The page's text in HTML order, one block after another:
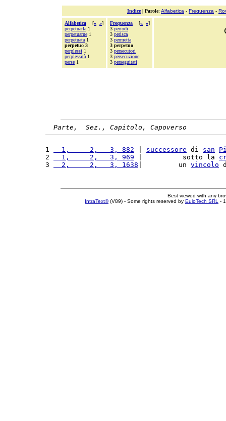
Indice| Parole: Alfabetica - Frequenza -
Alfabetica [« »]
perpetuarla 1
perpetuarne 1
perpetuata 1
perpetuo 3
perplessi 1
perplessità 1
perse 1
Frequenza [« »]
3 periodi
3 perisca
3 permetta
3 perpetuo
3 persecutori
3 persecuzione
3 perseguitati
Parte,  Sez., Capitolo, Capoverso
1
  1,     2,   3, 882
successore di san
2
  1,     2,   3, 969
|          sotto la
3
  2,     2,   3, 1638
|         un vincolo
Best viewed with any
IntraText®(V89) - Some rights reserved by EuloTech SRL -